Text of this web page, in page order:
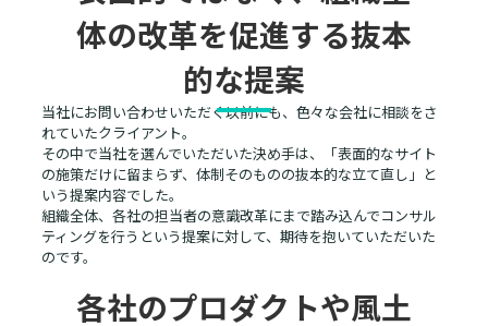
体の改革を促進する抜本
的な提案
当社にお問い合わせいただく以前にも、色々な会社に相談をさ
れていたクライアント。
その中で当社を選んでいただいた決め手は、「表面的なサイト
の施策だけに留まらず、体制そのものの抜本的な立て直し」と
いう提案内容でした。
組織全体、各社の担当者の意識改革にまで踏み込んでコンサル
ティングを行うという提案に対して、期待を抱いていただいた
のです。
各社のプロダクトや風土